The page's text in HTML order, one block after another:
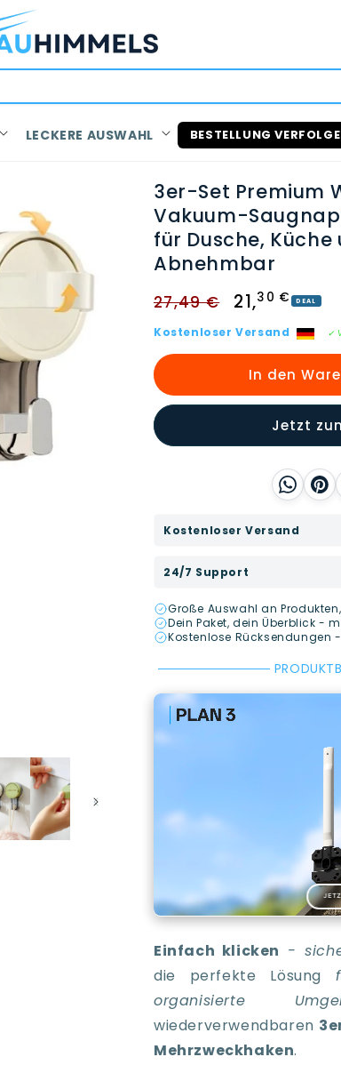
LECKERE AUSWAHL BESTELLUNG
3er-Set Premium
Vakuum-
für Dusche, Küche
Abnehmbar
Normaler
Preis
27,49 € 21,30 € DEAL
Kostenloser Versand ✓
In den
Jetzt
Kostenloser Versand
24/7 Support
Große Auswahl an
Dein Paket, dein Überblick -
Kostenlose Rücksendungen
Einfach klicken -
die perfekte Lösung
organisierte
wiederverwendbaren
Mehrzweckhaken.